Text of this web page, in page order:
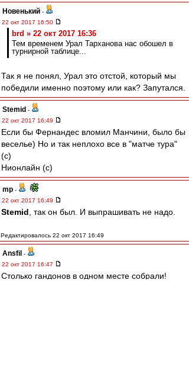
Новенький -
22 окт 2017 16:50
brd » 22 окт 2017 16:36
Тем временем Урал Тарханова нас обошел в
турнирной таблице...
Так я не понял, Урал это отстой, который мы
победили именно поэтому или как? Запутался.
Stemid -
22 окт 2017 16:49
Если бы Фернандес вломил Манчини, было бы
веселье) Но и так неплохо все в "матче тура"
(с)
Нионлайн (с)
mp -
22 окт 2017 16:49
Stemid , так он был. И выпрашивать не надо.
Редактировалось 22 окт 2017 16:49
Ansfil -
22 окт 2017 16:47
Столько гандонов в одном месте собрали!